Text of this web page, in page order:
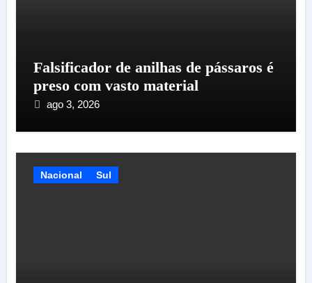
Falsificador de anilhas de pássaros é
preso com vasto material
ago 3, 2026
Nacional Sul